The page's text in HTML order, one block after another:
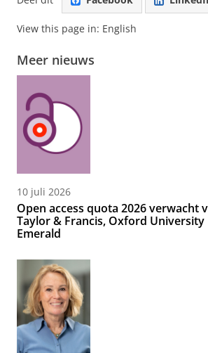
View this page in: English
Meer nieuws
10 juli 2026
Open access quota 2026 verwacht
Taylor & Francis, Oxford University
Emerald